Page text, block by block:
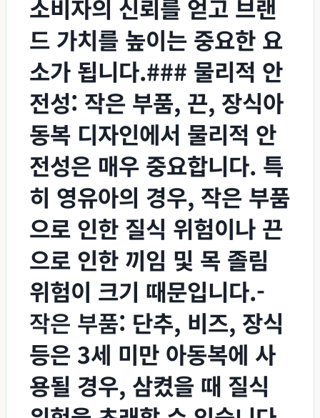
소비자의 신뢰를 얻고 브랜
드 가치를 높이는 중요한 요
소가 됩니다.### 물리적 안
전성: 작은 부품, 끈, 장식아
동복 디자인에서 물리적 안
전성은 매우 중요합니다. 특
히 영유아의 경우, 작은 부품
으로 인한 질식 위험이나 끈
으로 인한 끼임 및 목 졸림
위험이 크기 때문입니다.-
작은 부품: 단추, 비즈, 장식
등은 3세 미만 아동복에 사
용될 경우, 삼켰을 때 질식